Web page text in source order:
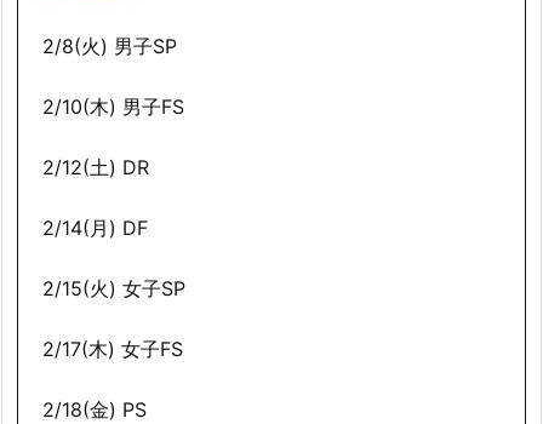
2/8(火) 男子SP
2/10(木) 男子FS
2/12(土) DR
2/14(月) DF
2/15(火) 女子SP
2/17(木) 女子FS
2/18(金) PS